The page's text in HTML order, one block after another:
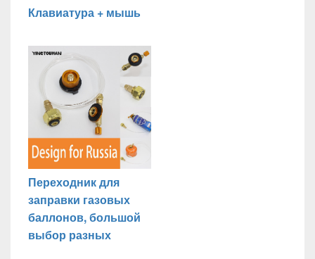
Клавиатура + мышь
Переходник для
заправки газовых
баллонов, большой
выбор разных